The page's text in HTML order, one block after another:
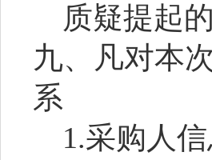
质疑提起
九、凡对本
系
1.采购人